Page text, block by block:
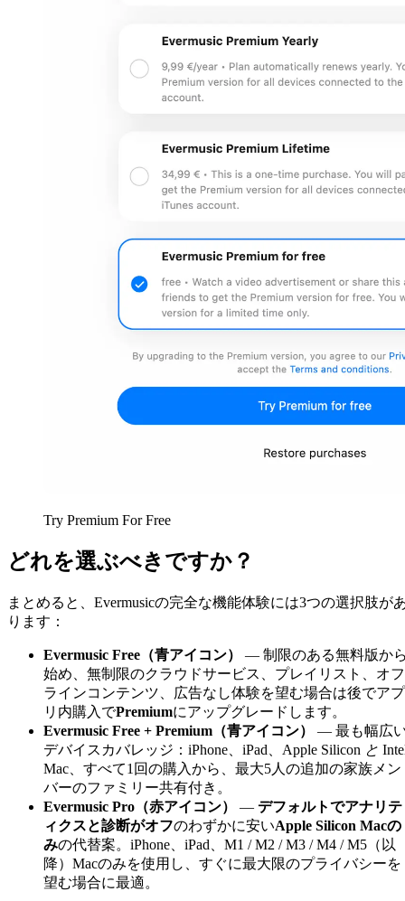
Try Premium For Free
どれを選ぶべきですか？
まとめると、Evermusicの完全な機能体験には3つの選択肢が
ります：
Evermusic Free（青アイコン）
— 制限のある無料版か
始め、無制限のクラウドサービス、プレイリスト、オフ
ラインコンテンツ、広告なし体験を望む場合は後でアプ
リ内購入でPremiumにアップグレードします。
Evermusic Free + Premium（青アイコン）
— 最も幅広
デバイスカバレッジ：iPhone、iPad、Apple Silicon と
Mac、すべて1回の購入から、最大5人の追加の家族メン
バーのファミリー共有付き。
Evermusic Pro（赤アイコン）
— デフォルトでアナリテ
ィクスと診断がオフのわずかに安いApple Silicon Macの
みの代替案。iPhone、iPad、M1 / M2 / M3 / M4 / M5（以
降）Macのみを使用し、すぐに最大限のプライバシーを
望む場合に最適。